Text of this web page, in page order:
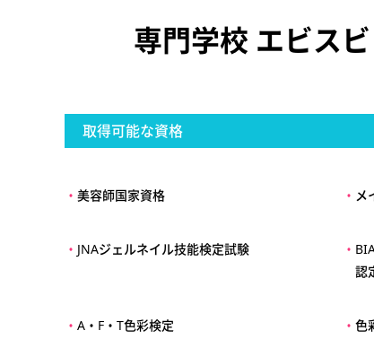
専門学校 エビス
取得可能な資格
・ 美容師国家資格 ・ メ
・ JNAジェルネイル技能検定試験 ・
認
・ A・F・T色彩検定 ・ 色